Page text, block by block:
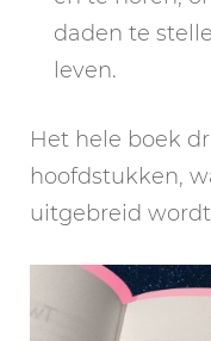
daden te
leven.
Het hele boek
hoofdstukken,
uitgebreid